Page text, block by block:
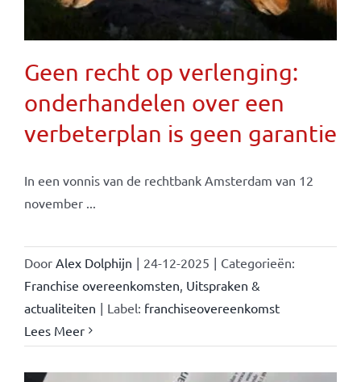
Geen recht op verlenging:
onderhandelen over een
verbeterplan is geen garantie
In een vonnis van de rechtbank Amsterdam van 12
november ...
Door Alex Dolphijn | 24-12-2025 | Categorieën:
Franchise overeenkomsten, Uitspraken &
actualiteiten | Label: franchiseovereenkomst
Lees Meer